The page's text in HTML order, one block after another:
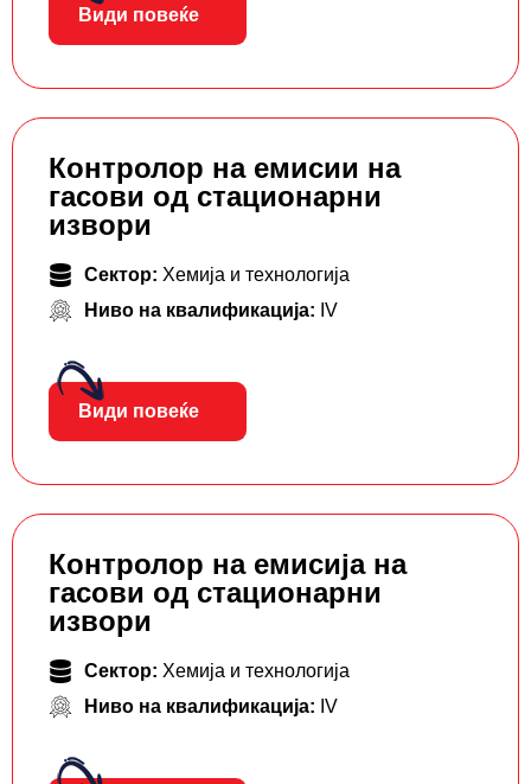
Види повеќе
Контролор на емисии на
гасови од стационарни
извори
Сектор: Хемија и технологија
Ниво на квалификација: IV
Види повеќе
Контролор на емисија на
гасови од стационарни
извори
Сектор: Хемија и технологија
Ниво на квалификација: IV